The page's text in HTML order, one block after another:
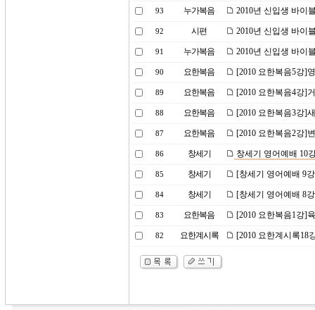
93 누가복음 2010년 신입생 바이
92 시편 2010년 신입생 바이
91 누가복음 2010년 신입생 바이
90 요한복음 [2010 요한복음5강]
89 요한복음 [2010 요한복음4강]
88 요한복음 [2010 요한복음3강]
87 요한복음 [2010 요한복음2강]
86 창세기 창세기 영어예배 10
85 창세기 [창세기 영어예배 9
84 창세기 [창세기 영어예배 8
83 요한복음 [2010 요한복음1강]
82 요한계시록 [2010 요한계시록18